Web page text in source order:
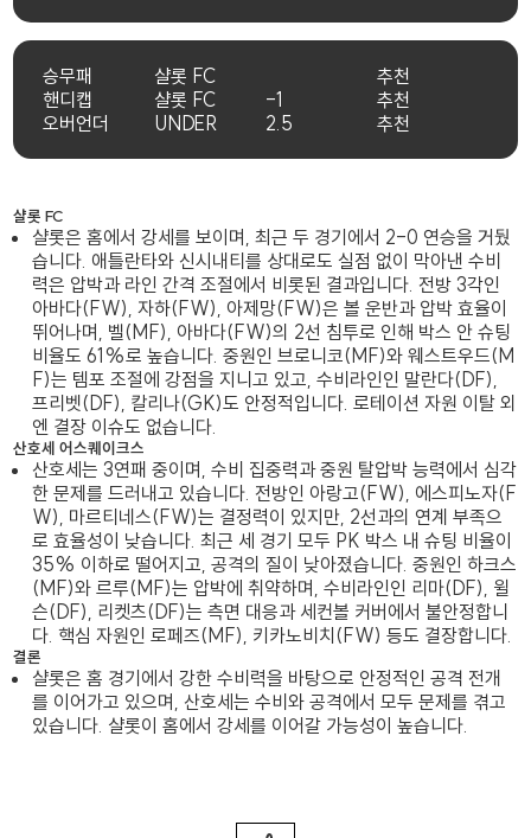
승무패 샬롯 FC
추천
핸디캡
샬롯 FC -1
추천
오버언더
UNDER 2.5 추천
샬롯 FC
샬롯은 홈에서 강세를 보이며, 최근 두 경기에서 2-0 연승을 거뒀
습니다. 애틀란타와 신시내티를 상대로도 실점 없이 막아낸 수비
력은 압박과 라인 간격 조절에서 비롯된 결과입니다. 전방 3각인
아바다(FW), 자하(FW), 아제망(FW)은 볼 운반과 압박 효율이
뛰어나며, 벨(MF), 아바다(FW)의 2선 침투로 인해 박스 안 슈팅
비율도 61%로 높습니다. 중원인 브로니코(MF)와 웨스트우드(M
F)는 템포 조절에 강점을 지니고 있고, 수비라인인 말란다(DF),
프리벳(DF), 칼리나(GK)도 안정적입니다. 로테이션 자원 이탈 외
엔 결장 이슈도 없습니다.
산호세 어스퀘이크스
산호세는 3연패 중이며, 수비 집중력과 중원 탈압박 능력에서 심각
한 문제를 드러내고 있습니다. 전방인 아랑고(FW), 에스피노자(F
W), 마르티네스(FW)는 결정력이 있지만, 2선과의 연계 부족으
로 효율성이 낮습니다. 최근 세 경기 모두 PK 박스 내 슈팅 비율이
35% 이하로 떨어지고, 공격의 질이 낮아졌습니다. 중원인 하크스
(MF)와 르루(MF)는 압박에 취약하며, 수비라인인 리마(DF), 윌
슨(DF), 리켓츠(DF)는 측면 대응과 세컨볼 커버에서 불안정합니
다. 핵심 자원인 로페즈(MF), 키카노비치(FW) 등도 결장합니다.
결론
샬롯은 홈 경기에서 강한 수비력을 바탕으로 안정적인 공격 전개
를 이어가고 있으며, 산호세는 수비와 공격에서 모두 문제를 겪고
있습니다. 샬롯이 홈에서 강세를 이어갈 가능성이 높습니다.